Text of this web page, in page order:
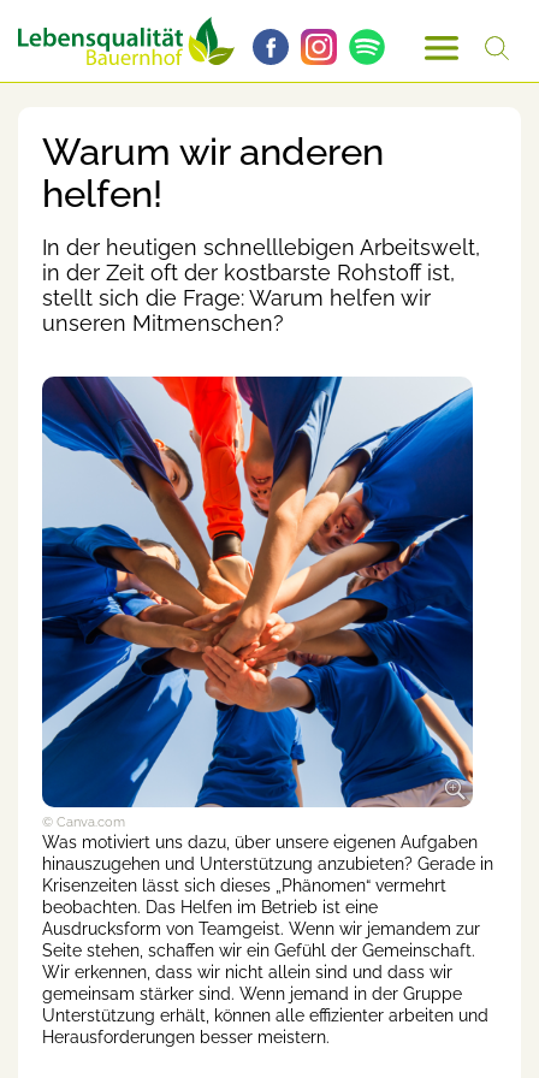
Warum wir anderen
helfen!
In der heutigen schnelllebigen Arbeitswelt,
in der Zeit oft der kostbarste Rohstoff ist,
stellt sich die Frage: Warum helfen wir
unseren Mitmenschen?
© Canva.com
Was motiviert uns dazu, über unsere eigenen Aufgaben
hinauszugehen und Unterstützung anzubieten? Gerade in
Krisenzeiten lässt sich dieses „Phänomen“ vermehrt
beobachten. Das Helfen im Betrieb ist eine
Ausdrucksform von Teamgeist. Wenn wir jemandem zur
Seite stehen, schaffen wir ein Gefühl der Gemeinschaft.
Wir erkennen, dass wir nicht allein sind und dass wir
gemeinsam stärker sind. Wenn jemand in der Gruppe
Unterstützung erhält, können alle effizienter arbeiten und
Herausforderungen besser meistern.